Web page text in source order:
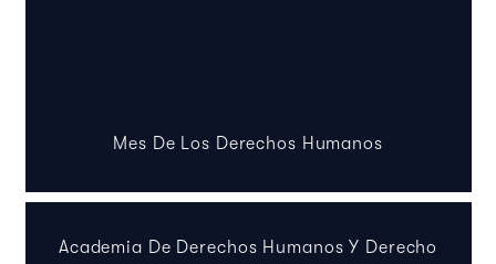
Mes De Los Derechos Humanos
Academia De Derechos Humanos Y Derecho